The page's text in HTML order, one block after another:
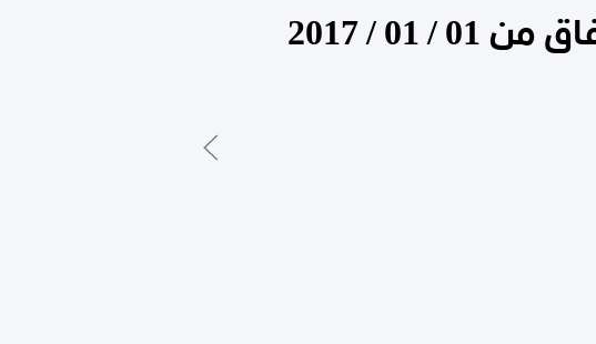
بيان مصرف ليبيا المركزي بشأن الإيراد والإنفاق من 01 / 01 / 2017